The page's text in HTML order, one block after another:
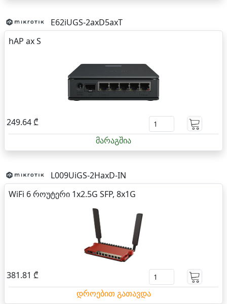
E62iUGS-2axD5axT
hAP ax S
249.64 ₾
მარაგშია
L009UiGS-2HaxD-IN
WiFi 6 როუტერი 1x2.5G SFP, 8x1G
381.81 ₾
დროებით გათავდა